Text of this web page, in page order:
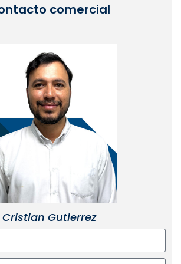
comercial
Cristian Gutierrez